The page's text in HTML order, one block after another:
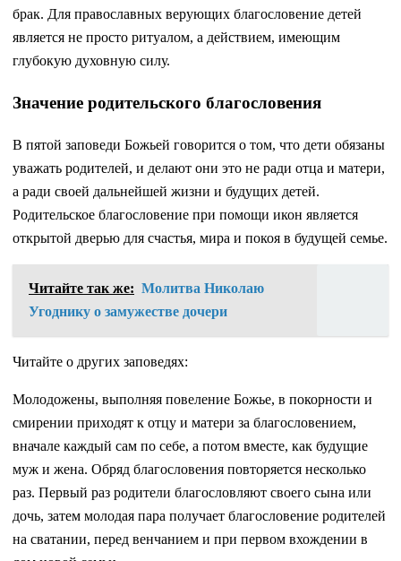
брак. Для православных верующих благословение детей
является не просто ритуалом, а действием, имеющим
глубокую духовную силу.
Значение родительского благословения
В пятой заповеди Божьей говорится о том, что дети обязаны
уважать родителей, и делают они это не ради отца и матери,
а ради своей дальнейшей жизни и будущих детей.
Родительское благословение при помощи икон является
открытой дверью для счастья, мира и покоя в будущей семье.
Читайте так же: Молитва Николаю
Угоднику о замужестве дочери
Читайте о других заповедях:
Молодожены, выполняя повеление Божье, в покорности и
смирении приходят к отцу и матери за благословением,
вначале каждый сам по себе, а потом вместе, как будущие
муж и жена. Обряд благословения повторяется несколько
раз. Первый раз родители благословляют своего сына или
дочь, затем молодая пара получает благословение родителей
на сватании, перед венчанием и при первом вхождении в